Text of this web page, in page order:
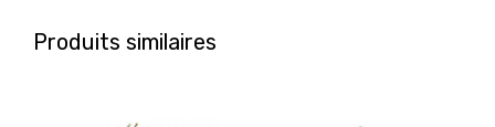
Produits similaires